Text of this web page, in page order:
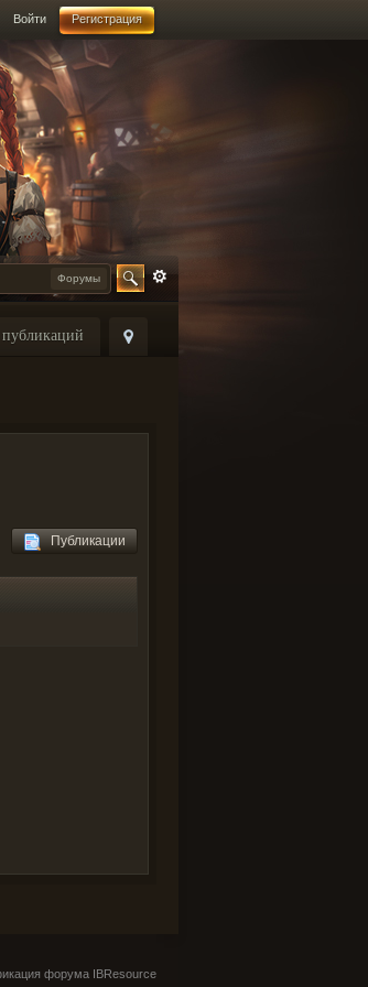
Войти Регистрация
Форумы
Публикации
форума IBResource